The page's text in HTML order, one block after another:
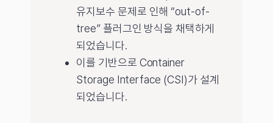
유지보수 문제로 인해 “out-of-
tree” 플러그인 방식을 채택하게
되었습니다.
이를 기반으로 Container
Storage Interface (CSI)가 설계
되었습니다.